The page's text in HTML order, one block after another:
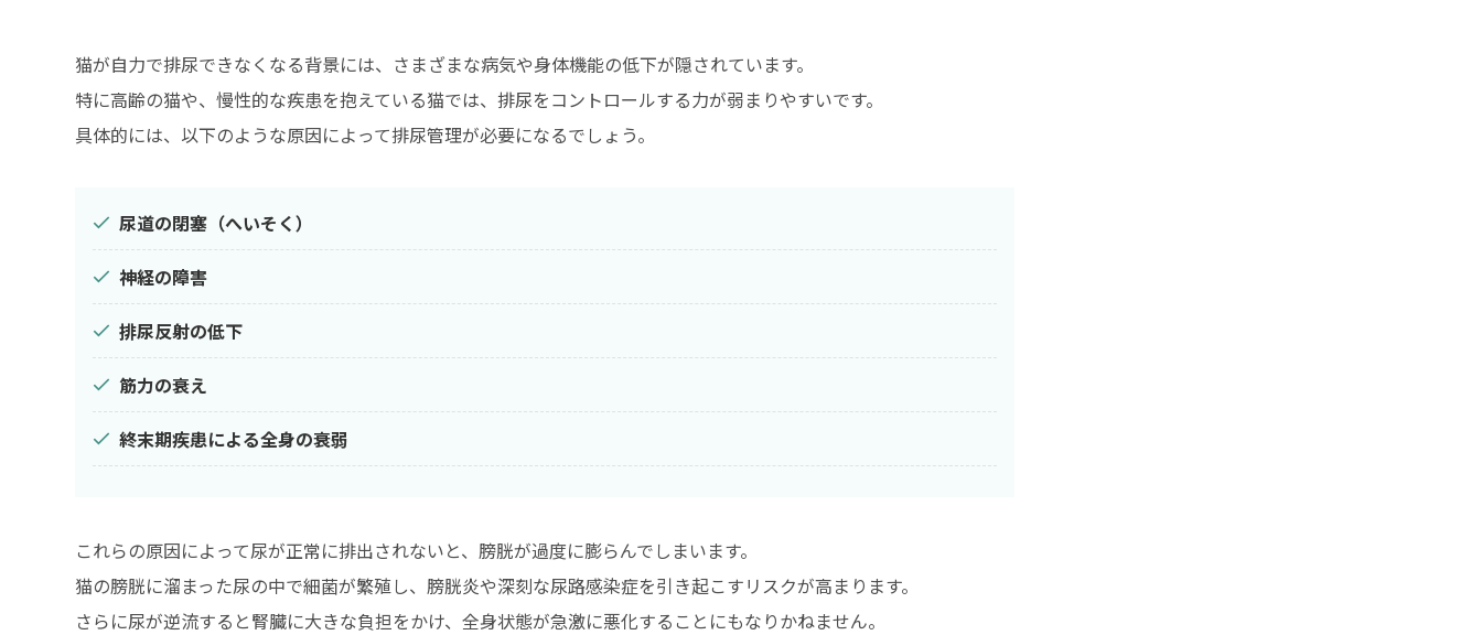
猫が自力で排尿できなくなる背景には、さまざまな病気や身体機能の低下が隠されています。
特に高齢の猫や、慢性的な疾患を抱えている猫では、排尿をコントロールする力が弱まりやすいです。
具体的には、以下のような原因によって排尿管理が必要になるでしょう。
尿道の閉塞（へいそく）
神経の障害
排尿反射の低下
筋力の衰え
終末期疾患による全身の衰弱
これらの原因によって尿が正常に排出されないと、膀胱が過度に膨らんでしまいます。
猫の膀胱に溜まった尿の中で細菌が繁殖し、膀胱炎や深刻な尿路感染症を引き起こすリスクが高まります。
さらに尿が逆流すると腎臓に大きな負担をかけ、全身状態が急激に悪化することにもなりかねません。